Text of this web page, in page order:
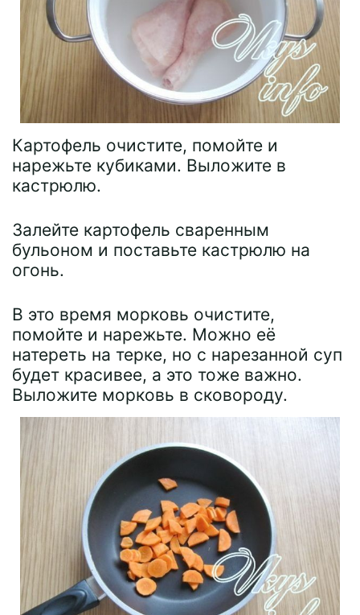
Картофель очистите, помойте и
нарежьте кубиками. Выложите в
кастрюлю.
Залейте картофель сваренным
бульоном и поставьте кастрюлю на
огонь.
В это время морковь очистите,
помойте и нарежьте. Можно её
натереть на терке, но с нарезанной суп
будет красивее, а это тоже важно.
Выложите морковь в сковороду.